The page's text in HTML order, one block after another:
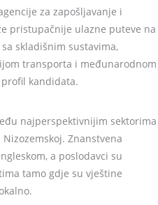
za zapošljavanje i
pristupačnije ulazne puteve na
skladišnim sustavima,
transporta i međunarodnom
kandidata.
najperspektivnijim sektorima
Znanstvena
a poslodavci su
tamo gdje su vještine